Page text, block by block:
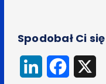
Spodobał Ci
LinkedIn